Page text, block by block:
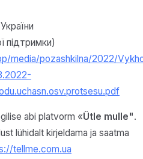
підтримки)
media/pozashkilna/2022/
abi platvorm «Ütle mulle".
lühidalt kirjeldama ja saatma
tellme.com.ua